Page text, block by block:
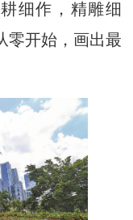
细作，精雕细
零开始，画出最